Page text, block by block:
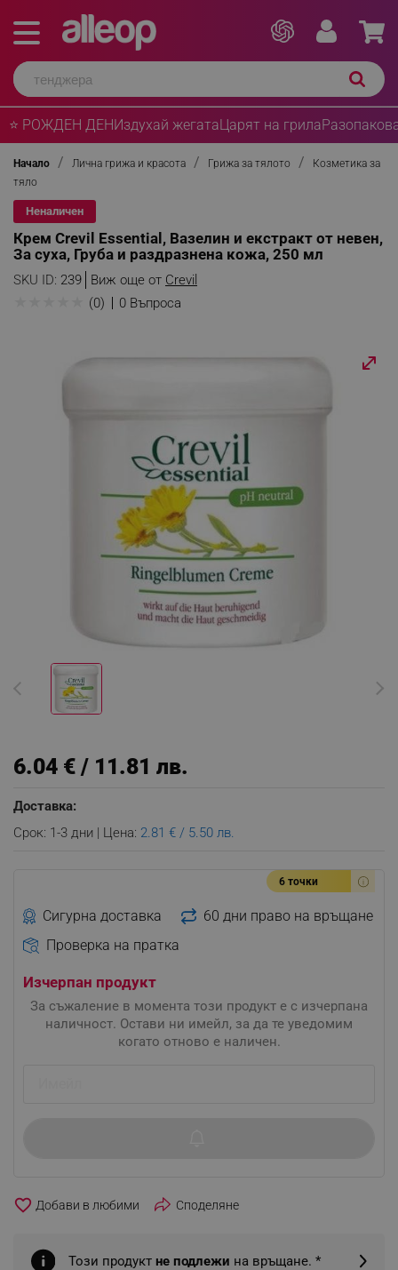
⭐ РОЖДЕН ДЕНИздухай жегатаЦарят на грила
Начало Лична грижа и красота Грижа за тялото
Козметика за
тяло
Неналичен
Крем Crevil Essential, Вазелин и екстракт от невен,
За суха, Груба и раздразнена кожа, 250 мл
SKU ID: 239 Виж още от Crevil
(0) 0 Въпроса
6.04 € / 11.81 лв.
Доставка:
Срок: 1-3 дни | Цена: 2.81 € / 5.50 лв.
6 точки
Сигурна доставка
60 дни право на връщане
Проверка на пратка
Изчерпан продукт
За съжаление в момента този продукт е с изчерпана
наличност. Остави ни имейл, за да те уведомим
когато отново е наличен.
favorite_border Споделяне
Този продукт не подлежи на връщане. *